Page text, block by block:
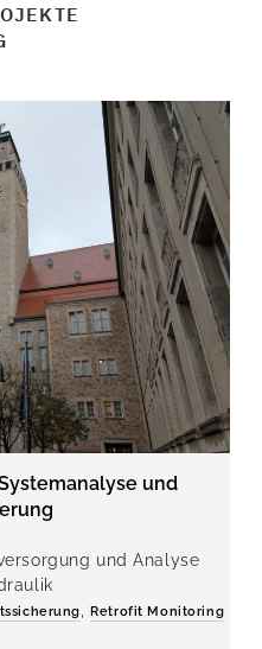
und
und Analyse
,Retrofit Monitoring